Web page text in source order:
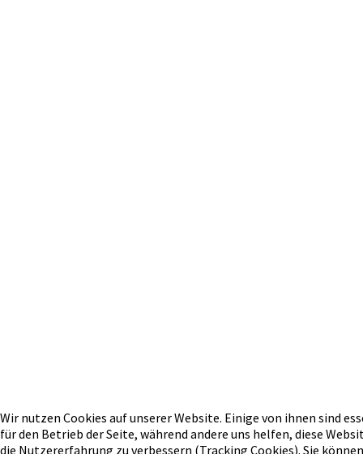
Wir nutzen Cookies auf unserer Website. Einige von ihnen sind
für den Betrieb der Seite, während andere uns helfen, diese
die Nutzererfahrung zu verbessern (Tracking Cookies). Sie